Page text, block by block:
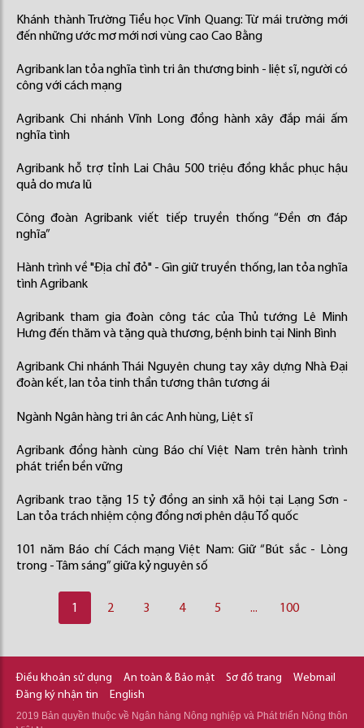
Khánh thành Trường Tiểu học Vĩnh Quang: Từ mái trường mới
đến những ước mơ mới nơi vùng cao Cao Bằng
Agribank lan tỏa nghĩa tình tri ân thương binh - liệt sĩ, người có
công với cách mạng
Agribank Chi nhánh Vĩnh Long đồng hành xây đắp mái ấm
nghĩa tình
Agribank hỗ trợ tỉnh Lai Châu 500 triệu đồng khắc phục hậu
quả do mưa lũ
Công đoàn Agribank viết tiếp truyền thống “Đền ơn đáp
nghĩa”
Hành trình về "Địa chỉ đỏ" - Gìn giữ truyền thống, lan tỏa nghĩa
tình Agribank
Agribank tham gia đoàn công tác của Thủ tướng Lê Minh
Hưng đến thăm và tặng quà thương, bệnh binh tại Ninh Bình
Agribank Chi nhánh Thái Nguyên chung tay xây dựng Nhà Đại
đoàn kết, lan tỏa tinh thần tương thân tương ái
Ngành Ngân hàng tri ân các Anh hùng, Liệt sĩ
Agribank đồng hành cùng Báo chí Việt Nam trên hành trình
phát triển bền vững
Agribank trao tặng 15 tỷ đồng an sinh xã hội tại Lạng Sơn -
Lan tỏa trách nhiệm cộng đồng nơi phên dậu Tổ quốc
101 năm Báo chí Cách mạng Việt Nam: Giữ “Bút sắc - Lòng
trong - Tâm sáng” giữa kỷ nguyên số
1 2 3 4 5 ... 100
Điều khoản sử dụng An toàn & Bảo mật Sơ đồ trang
Webmail
Đăng ký nhận tin
English
2019 Bản quyền thuộc về Ngân hàng Nông nghiệp và Phát triển Nông thôn